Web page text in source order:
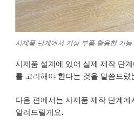
시제품 단계에서 기성 부품 활용한 기능
시제품 설계에 있어 실제 제작 단
를 고려해야 한다는 것을 말씀드렸
다음 편에서는 시제품 제작 단계에
알려드릴게요.